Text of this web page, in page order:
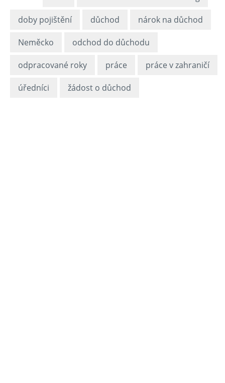
doby pojištění důchod nárok na důchod
Neměcko odchod do důchodu
odpracované roky práce práce v zahraničí
úředníci žádost o důchod